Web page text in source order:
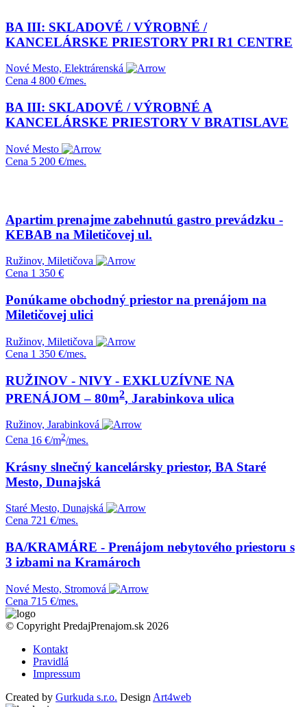
BA III: SKLADOVÉ / VÝROBNÉ /
KANCELÁRSKE PRIESTORY PRI R1 CENTRE
Nové Mesto, Elektrárenská
Cena 4 800 €/mes.
BA III: SKLADOVÉ / VÝROBNÉ A
KANCELÁRSKE PRIESTORY V BRATISLAVE
Nové Mesto
Cena 5 200 €/mes.
Apartim prenajme zabehnutú gastro prevádzku -
KEBAB na Miletičovej ul.
Ružinov, Miletičova
Cena 1 350 €
Ponúkame obchodný priestor na prenájom na
Miletičovej ulici
Ružinov, Miletičova
Cena 1 350 €/mes.
RUŽINOV - NIVY - EXKLUZÍVNE NA
PRENÁJOM – 80m2, Jarabinkova ulica
Ružinov, Jarabinková
Cena 16 €/m2/mes.
Krásny slnečný kancelársky priestor, BA Staré
Mesto, Dunajská
Staré Mesto, Dunajská
Cena 721 €/mes.
BA/KRAMÁRE - Prenájom nebytového priestoru s
3 izbami na Kramároch
Nové Mesto, Stromová
Cena 715 €/mes.
© Copyright PredajPrenajom.sk 2026
Kontakt
Pravidlá
Impressum
Created by Gurkuda s.r.o. Design Art4web